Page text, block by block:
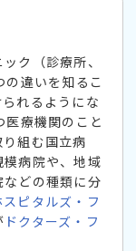
ク（診療所、
違いを知るこ
れるようにな
医療機関のこと
組む国立病
病院や、地域
どの種類に分
スピタルズ・フ
ドクターズ・フ